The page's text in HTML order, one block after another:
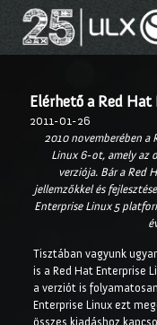
Elérhető a Red
2011-01-26
2010 novemberében a
Linux 6-ot, amely az
verziója. Bár a Red
jellemzőkkel és
Enterprise Linux 5
Tisztában vagyunk
is a Red Hat Enterprise
a verziót is
Enterprise Linux ezt
összes kiadáshoz